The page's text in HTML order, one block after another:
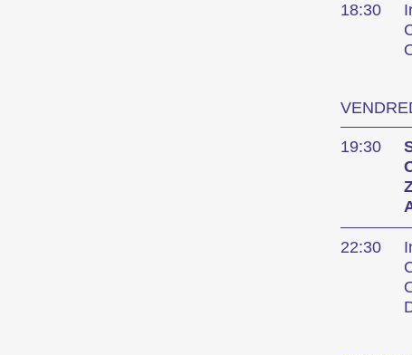
18:30
19:30
22:30